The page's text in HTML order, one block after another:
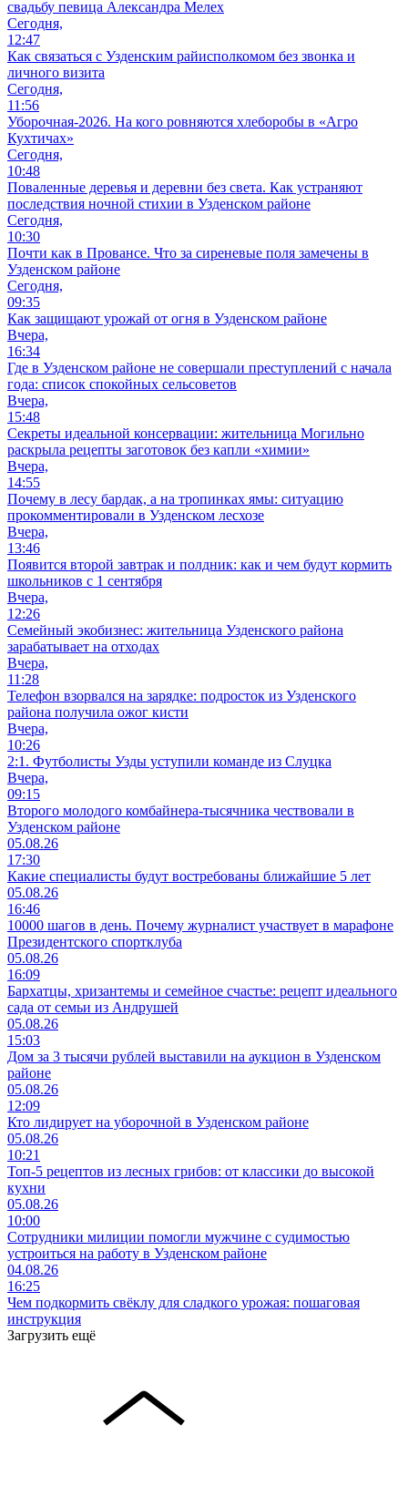
свадьбу певица Александра Мелех
Сегодня,
12:47
Как связаться с Узденским райисполкомом без звонка и
личного визита
Сегодня,
11:56
Уборочная-2026. На кого ровняются хлеборобы в «Агро
Кухтичах»
Сегодня,
10:48
Поваленные деревья и деревни без света. Как устраняют
последствия ночной стихии в Узденском районе
Сегодня,
10:30
Почти как в Провансе. Что за сиреневые поля замечены в
Узденском районе
Сегодня,
09:35
Как защищают урожай от огня в Узденском районе
Вчера,
16:34
Где в Узденском районе не совершали преступлений с начала
года: список спокойных сельсоветов
Вчера,
15:48
Секреты идеальной консервации: жительница Могильно
раскрыла рецепты заготовок без капли «химии»
Вчера,
14:55
Почему в лесу бардак, а на тропинках ямы: ситуацию
прокомментировали в Узденском лесхозе
Вчера,
13:46
Появится второй завтрак и полдник: как и чем будут кормить
школьников с 1 сентября
Вчера,
12:26
Семейный экобизнес: жительница Узденского района
зарабатывает на отходах
Вчера,
11:28
Телефон взорвался на зарядке: подросток из Узденского
района получила ожог кисти
Вчера,
10:26
2:1. Футболисты Узды уступили команде из Слуцка
Вчера,
09:15
Второго молодого комбайнера-тысячника чествовали в
Узденском районе
05.08.26
17:30
Какие специалисты будут востребованы ближайшие 5 лет
05.08.26
16:46
10000 шагов в день. Почему журналист участвует в марафоне
Президентского спортклуба
05.08.26
16:09
Бархатцы, хризантемы и семейное счастье: рецепт идеального
сада от семьи из Андрушей
05.08.26
15:03
Дом за 3 тысячи рублей выставили на аукцион в Узденском
районе
05.08.26
12:09
Кто лидирует на уборочной в Узденском районе
05.08.26
10:21
Топ-5 рецептов из лесных грибов: от классики до высокой
кухни
05.08.26
10:00
Сотрудники милиции помогли мужчине с судимостью
устроиться на работу в Узденском районе
04.08.26
16:25
Чем подкормить свёклу для сладкого урожая: пошаговая
инструкция
Загрузить ещё